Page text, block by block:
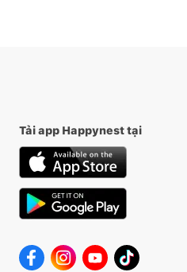
Tải app Happynest tại